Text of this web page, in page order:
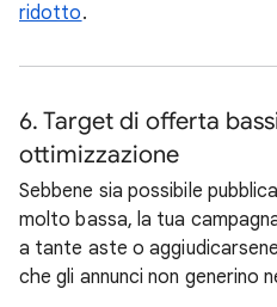
ridotto.
6. Target di offerta
ottimizzazione
Sebbene sia possibile
molto bassa, la tua
a tante aste o
che gli annunci non generino